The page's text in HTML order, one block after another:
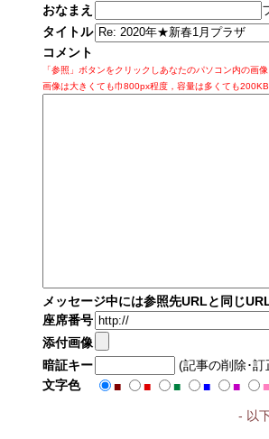
おなまえ
タイトル
コメント
「参照」ボタンをクリックしあなたのパソコン内の画
画像は大きくても巾800px程度，容量は多くても
メッセージ中には参照先URLと同じ
座席番号
添付画像
暗証キー
(記事の削除･
文字色
■ ■ ■ ■ ■ ■
- 以